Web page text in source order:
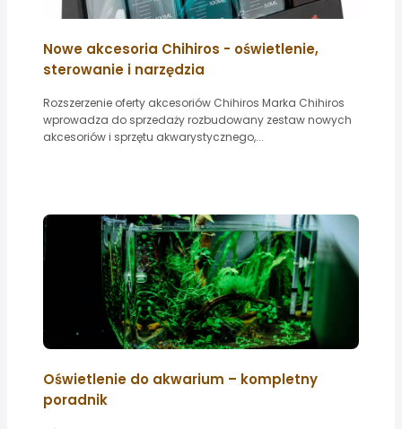
Nowe akcesoria Chihiros - oświetlenie,
sterowanie i narzędzia
Rozszerzenie oferty akcesoriów Chihiros Marka Chihiros
wprowadza do sprzedaży rozbudowany zestaw nowych
akcesoriów i sprzętu akwarystycznego,...
Oświetlenie do akwarium – kompletny
poradnik